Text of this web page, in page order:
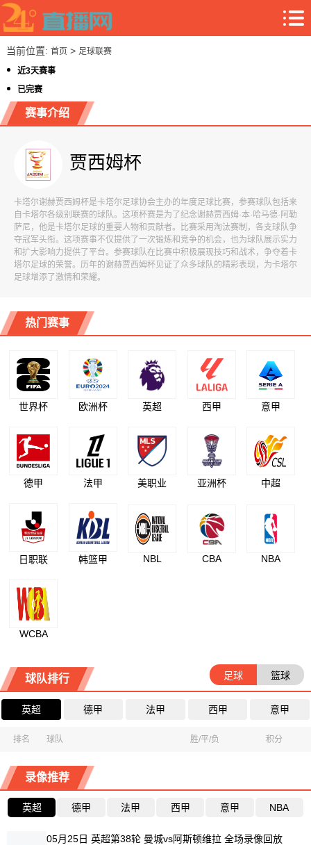
当前位置: 首页> 足球联赛
近3天赛事
已完赛
赛事介绍
贾西姆杯
卡塔尔谢赫贾西姆杯是卡塔尔足球协会主办的年度足球比赛，参赛球队包括来
自卡塔尔各级别联赛的球队。这项杯赛是为了纪念谢赫贾西姆·本·哈马德·阿勒
萨尼，他是卡塔尔足球的重要人物和贡献者。比赛采用淘汰赛制，各支球队争
夺冠军头衔。这项赛事不仅提供了一次锻炼和竞争的机会，也为球队展示实力
和扩大影响力提供了平台。参赛球队在比赛中积极展现技巧和战术，争夺着卡
塔尔足球的荣誉。历年的谢赫贾西姆杯见证了众多球队的精彩表现，为卡塔尔
足球增添了激情和荣耀。
热门赛事
世界杯 欧洲杯 英超 西甲 意甲
德甲 法甲 美职业 亚洲杯 中超
日职联 韩篮甲 NBL CBA NBA
WCBA
球队排行 足球 篮球
英超 德甲 法甲 西甲 意甲
排名 球队 胜/平/负 积分
录像推荐
英超 德甲 法甲 西甲 意甲 NBA
05月25日 英超第38轮 曼城vs阿斯顿维拉 全场录像回放